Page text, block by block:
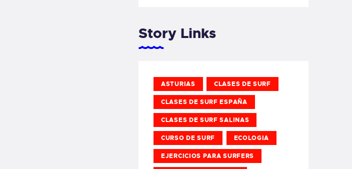
Story Links
ASTURIAS CLASES DE SURF
CLASES DE SURF ESPAÑA
CLASES DE SURF SALINAS
CURSO DE SURF ECOLOGIA
EJERCICIOS PARA SURFERS